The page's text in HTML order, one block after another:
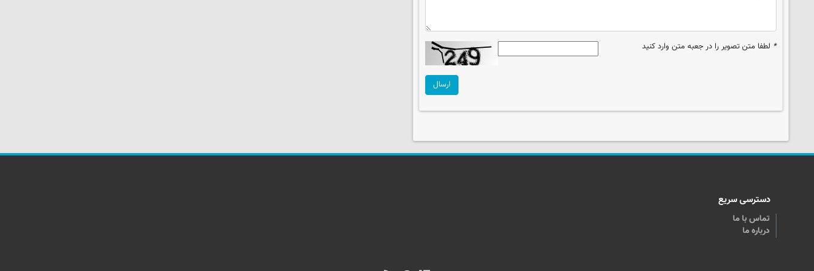
* لطفا متن تصویر را در جعبه متن وارد کنید
ارسال
دسترسی سریع
تماس با ما
درباره ما